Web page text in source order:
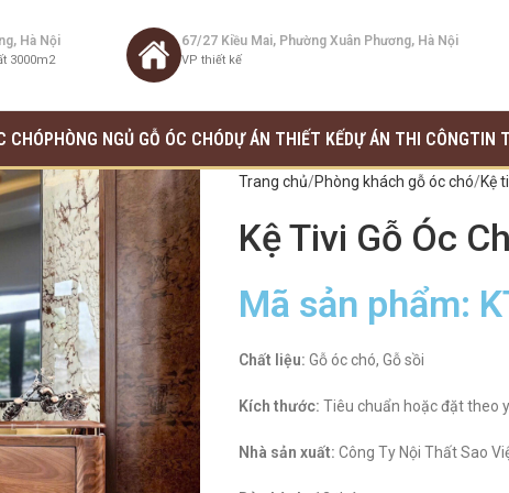
Hà Nội
3000m2
67/27 Kiều Mai, Phường Xuân Phương, Hà Nội
VP thiết kế
CHÓPHÒNG NGỦ GỖ ÓC CHÓDỰ ÁN THIẾT KẾDỰ ÁN THI CÔNGTIN
Trang chủ Phòng khách gỗ óc chó Kệ
Kệ Tivi Gỗ Óc
Mã sản phẩm:
Chất liệu: Gỗ óc chó, Gỗ sồi
Kích thước: Tiêu chuẩn hoặc đặt theo
Nhà sản xuất: Công Ty Nội Thất Sao